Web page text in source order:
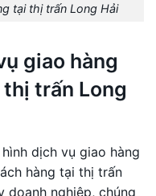
tại thị trấn Long Hải
giao hàng
trấn Long
dịch vụ giao hàng
hàng tại thị trấn
doanh nghiệp, chúng